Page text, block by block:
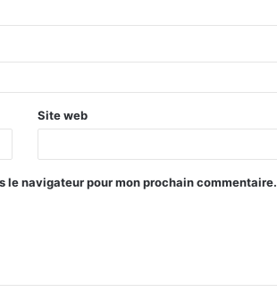
Site web
le navigateur pour mon prochain commentaire.